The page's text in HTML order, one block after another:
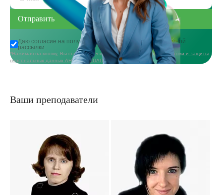
Даю согласие на получениеинформационной и рекламной
рассылки
*Нажимая на кнопку, Вы соглашаетесь сполитикой в области обработки и защиты
персональных данных АНО ДПО «ЦАППКК»
Ваши преподаватели